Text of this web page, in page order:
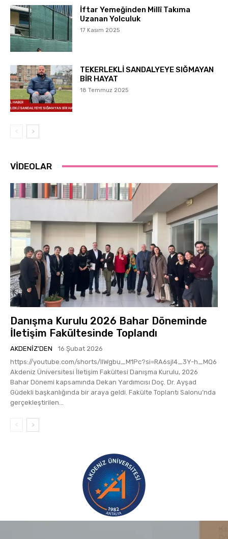
İftar Yemeğinden Millî Takıma
Uzanan Yolculuk
17 Kasım 2025
TEKERLEKLİ SANDALYEYE SIĞMAYAN
BİR HAYAT
18 Temmuz 2025
VİDEOLAR
Danışma Kurulu 2026 Bahar Döneminde
İletişim Fakültesinde Toplandı
AKDENIZ'DEN
16 Şubat 2026
https://youtube.com/shorts/lIWgbu_M1Pc?si=RA6sjI4_3Y-h_MQ6
Akdeniz Üniversitesi İletişim Fakültesi Danışma Kurulu, 2026
Bahar Dönemi kapsamında Dekan Yardımcısı Doç. Dr. Ayşad
Güdekli başkanlığında bir araya geldi. Fakülte Toplantı Salonu’nda
gerçekleştirilen...